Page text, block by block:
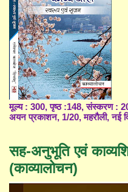
मूल्य : 300, पृष्ठ :148, संस्करण :
अयन प्रकाशन, 1/20, महरौली, नई
सह-अनुभूति एवं
(काव्यालोचन)